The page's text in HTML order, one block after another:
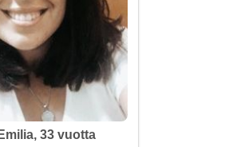
Emilia, 33 vuotta